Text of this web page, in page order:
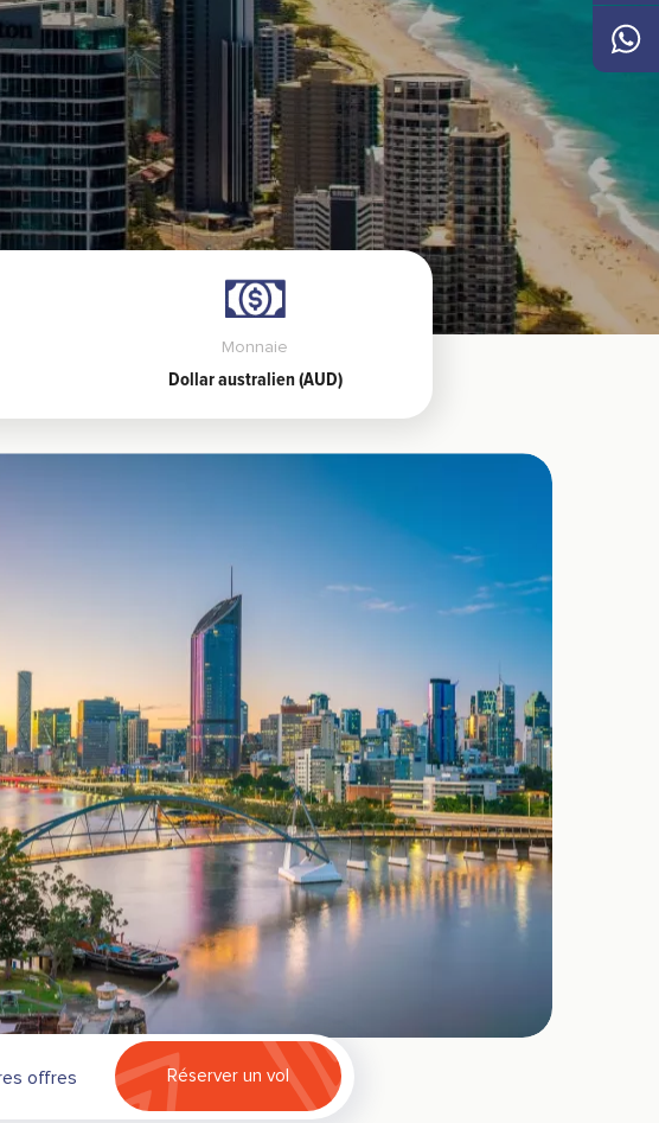
Monnaie
Dollar australien (AUD)
offres Réserver un vol